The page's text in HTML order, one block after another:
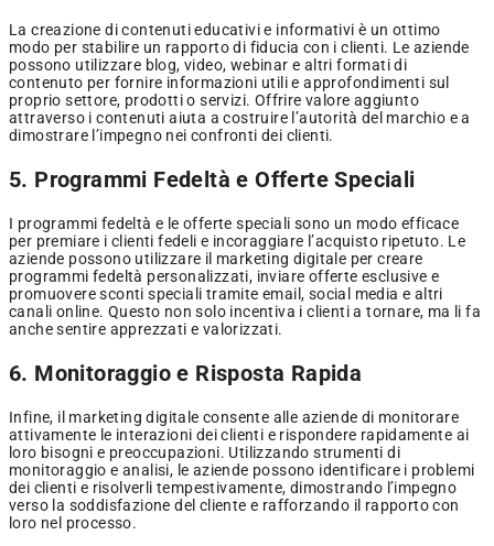
La creazione di contenuti educativi e informativi è un ottimo
modo per stabilire un rapporto di fiducia con i clienti. Le aziende
possono utilizzare blog, video, webinar e altri formati di
contenuto per fornire informazioni utili e approfondimenti sul
proprio settore, prodotti o servizi. Offrire valore aggiunto
attraverso i contenuti aiuta a costruire l’autorità del marchio e a
dimostrare l’impegno nei confronti dei clienti.
5. Programmi Fedeltà e Offerte Speciali
I programmi fedeltà e le offerte speciali sono un modo efficace
per premiare i clienti fedeli e incoraggiare l’acquisto ripetuto. Le
aziende possono utilizzare il marketing digitale per creare
programmi fedeltà personalizzati, inviare offerte esclusive e
promuovere sconti speciali tramite email, social media e altri
canali online. Questo non solo incentiva i clienti a tornare, ma li fa
anche sentire apprezzati e valorizzati.
6. Monitoraggio e Risposta Rapida
Infine, il marketing digitale consente alle aziende di monitorare
attivamente le interazioni dei clienti e rispondere rapidamente ai
loro bisogni e preoccupazioni. Utilizzando strumenti di
monitoraggio e analisi, le aziende possono identificare i problemi
dei clienti e risolverli tempestivamente, dimostrando l’impegno
verso la soddisfazione del cliente e rafforzando il rapporto con
loro nel processo.